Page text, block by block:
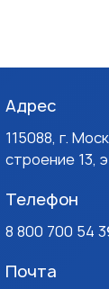
Адрес
115088, г.
строение 13,
Телефон
8 800 700 54
Почта